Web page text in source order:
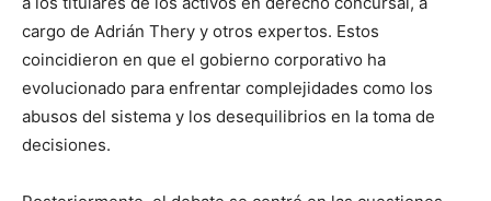
cargo de Adrián Thery y otros expertos. Estos
coincidieron en que el gobierno corporativo ha
evolucionado para enfrentar complejidades como los
abusos del sistema y los desequilibrios en la toma de
decisiones.